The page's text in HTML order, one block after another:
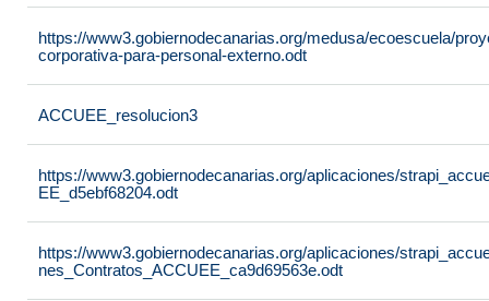
https://www3.gobiernodecanarias.org/medusa/ecoescuela/
corporativa-para-personal-externo.odt
ACCUEE_resolucion3
https://www3.gobiernodecanarias.org/aplicaciones/
EE_d5ebf68204.odt
https://www3.gobiernodecanarias.org/aplicaciones/
nes_Contratos_ACCUEE_ca9d69563e.odt